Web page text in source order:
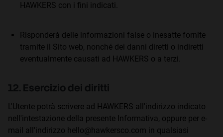
HAWKERS con i fini indicati.
Risponderà delle informazioni false o inesatte fornite
tramite il Sito web, nonché dei danni diretti o indiretti
eventualmente causati ad HAWKERS o a terzi.
12. Esercizio dei diritti
L'Utente potrà scrivere ad HAWKERS all'indirizzo indicato
nell'intestazione della presente Informativa, oppure per e-
mail all'indirizzo hello@hawkersco.com in qualsiasi